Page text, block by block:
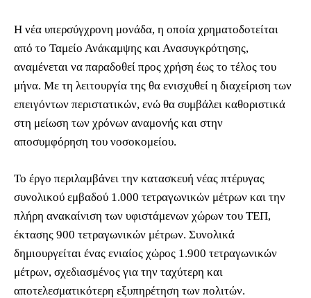
Η νέα υπερσύγχρονη μονάδα, η οποία χρηματοδοτείται
από το Ταμείο Ανάκαμψης και Ανασυγκρότησης,
αναμένεται να παραδοθεί προς χρήση έως το τέλος του
μήνα. Με τη λειτουργία της θα ενισχυθεί η διαχείριση των
επειγόντων περιστατικών, ενώ θα συμβάλει καθοριστικά
στη μείωση των χρόνων αναμονής και στην
αποσυμφόρηση του νοσοκομείου.
Το έργο περιλαμβάνει την κατασκευή νέας πτέρυγας
συνολικού εμβαδού 1.000 τετραγωνικών μέτρων και την
πλήρη ανακαίνιση των υφιστάμενων χώρων του ΤΕΠ,
έκτασης 900 τετραγωνικών μέτρων. Συνολικά
δημιουργείται ένας ενιαίος χώρος 1.900 τετραγωνικών
μέτρων, σχεδιασμένος για την ταχύτερη και
αποτελεσματικότερη εξυπηρέτηση των πολιτών.